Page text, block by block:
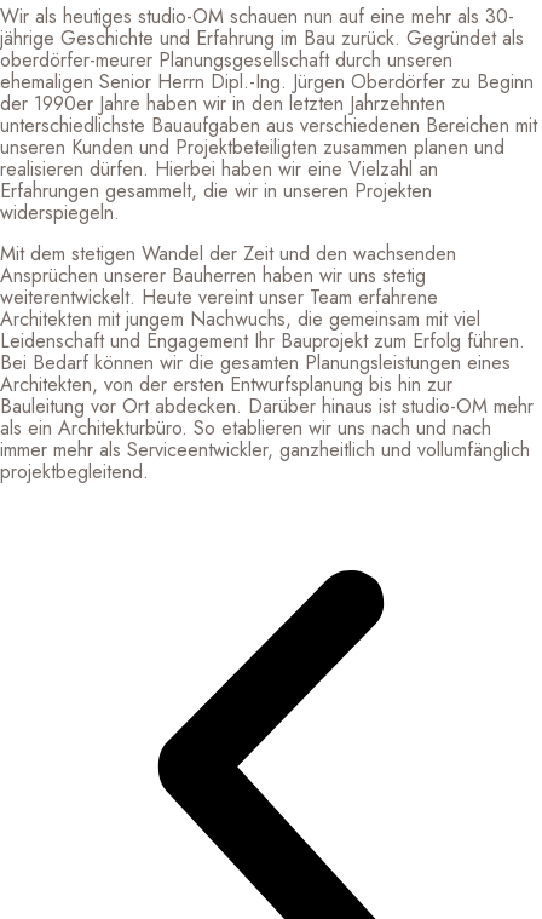
Wir als heutiges studio-OM schauen nun auf eine mehr als 30-
jährige Geschichte und Erfahrung im Bau zurück. Gegründetals
oberdörfer-meurer Planungsgesellschaftdurch unseren
ehemaligen Senior Herrn Dipl.-Ing. Jürgen Oberdörfer zu Beginn
der 1990er Jahre haben wir in den letzten Jahrzehnten
unterschiedlichste Bauaufgaben aus verschiedenen Bereichen mit
unseren Kunden und Projektbeteiligten zusammen planen und
realisieren dürfen. Hierbei haben wir eine Vielzahl an
Erfahrungen gesammelt, die wir in unseren Projekten
widerspiegeln.
Mit dem stetigen Wandel der Zeit und den wachsenden
Ansprüchen unserer Bauherren haben wir uns stetig
weiterentwickelt. Heute vereint unser Team erfahrene
Architekten mit jungem Nachwuchs, die gemeinsam mit viel
Leidenschaft und Engagement Ihr Bauprojekt zum Erfolg führen.
Bei Bedarf können wir die gesamten Planungsleistungen eines
Architekten, von der ersten Entwurfsplanung bis hin zur
Bauleitung vor Ort abdecken. Darüber hinaus iststudio-OM mehr
als ein Architekturbüro. So etablieren wir uns nach und nach
immer mehr als Serviceentwickler, ganzheitlich und vollumfänglich
projektbegleitend.